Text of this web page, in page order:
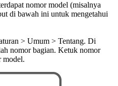
nomor model (misalnya
di bawah ini untuk mengetahui
> Umum > Tentang. Di
nomor bagian. Ketuk nomor
model.